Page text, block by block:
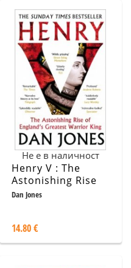
Не е в наличност
Henry V : The
Astonishing Rise
of England's
Dan Jones
14.80 €